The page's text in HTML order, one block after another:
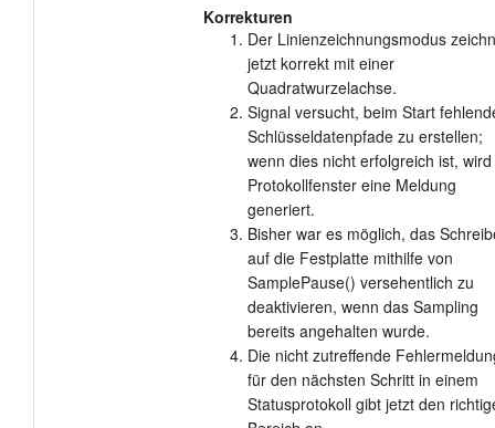
Korrekturen
Der Linienzeichnungsmodus
jetzt korrekt mit einer
Quadratwurzelachse.
Signal versucht, beim Start
Schlüsseldatenpfade zu erstellen;
wenn dies nicht erfolgreich ist,
Protokollfenster eine Meldung
generiert.
Bisher war es möglich, das
auf die Festplatte mithilfe von
SamplePause() versehentlich zu
deaktivieren, wenn das Sampling
bereits angehalten wurde.
Die nicht zutreffende
für den nächsten Schritt in einem
Statusprotokoll gibt jetzt den